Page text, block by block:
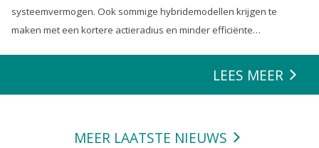
systeemvermogen. Ook sommige hybridemodellen krijgen te
maken met een kortere actieradius en minder efficiënte
LEES MEER
MEER LAATSTE NIEUWS